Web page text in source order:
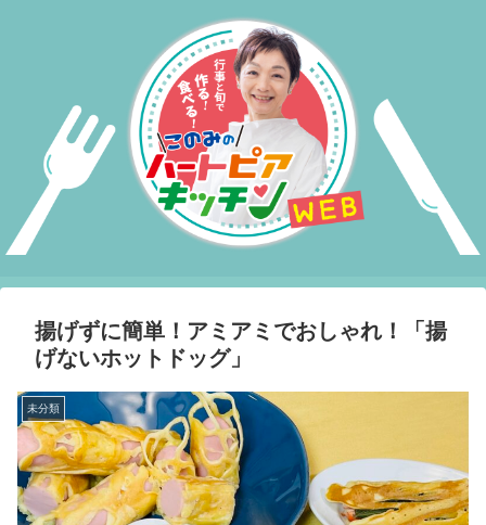
揚げずに簡単！アミアミでおしゃれ！「揚
げないホットドッグ」
未分類